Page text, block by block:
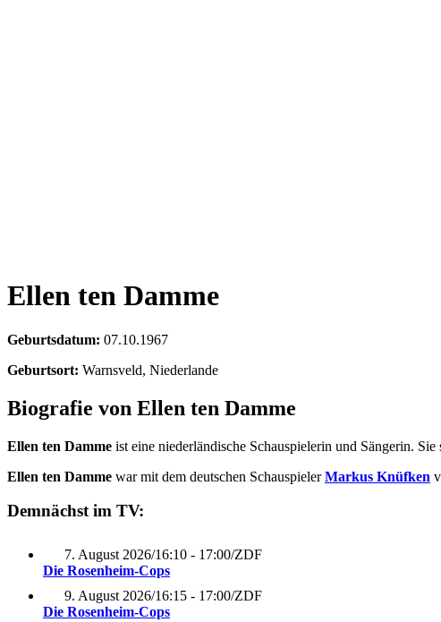
Ellen ten Damme
Geburtsdatum: 07.10.1967
Geburtsort: Warnsveld, Niederlande
Biografie von Ellen ten Damme
Ellen ten Damme ist eine niederländische Schauspielerin und Sängerin.
Ellen ten Damme war mit dem deutschen SchauspielerMarkus Knüfken
Demnächst im TV:
7. August 2026/16:10 - 17:00/ZDF
Die Rosenheim-Cops
9. August 2026/16:15 - 17:00/ZDF
Die Rosenheim-Cops